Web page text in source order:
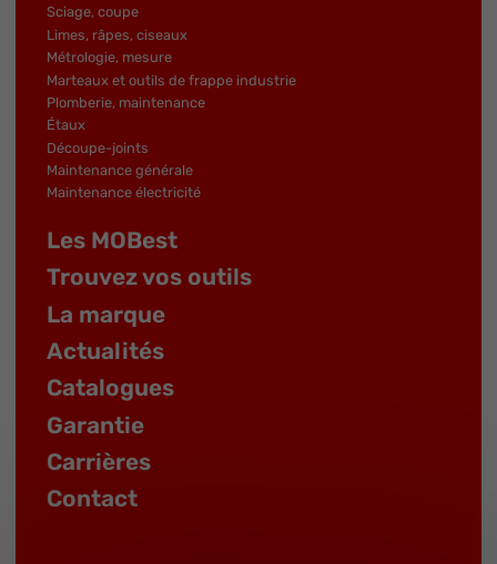
Sciage, coupe
Limes, râpes, ciseaux
Métrologie, mesure
Marteaux et outils de frappe industrie
Plomberie, maintenance
Étaux
Découpe-joints
Maintenance générale
Maintenance électricité
Les MOBest
Trouvez vos outils
La marque
Actualités
Catalogues
Garantie
Carrières
Contact